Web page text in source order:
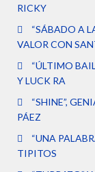
RICKY
“SÁBADO A
VALOR CON
“ÚLTIMO
Y LUCK RA
“SHINE”,
PÁEZ
“UNA
TIPITOS